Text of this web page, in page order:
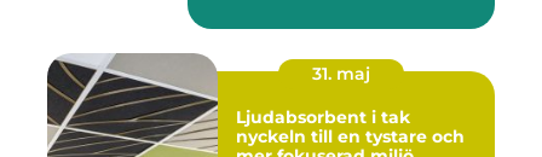
31. maj
Ljudabsorbent i tak
nyckeln till en tystare och